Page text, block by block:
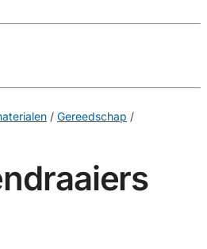
/ Gereedschap /